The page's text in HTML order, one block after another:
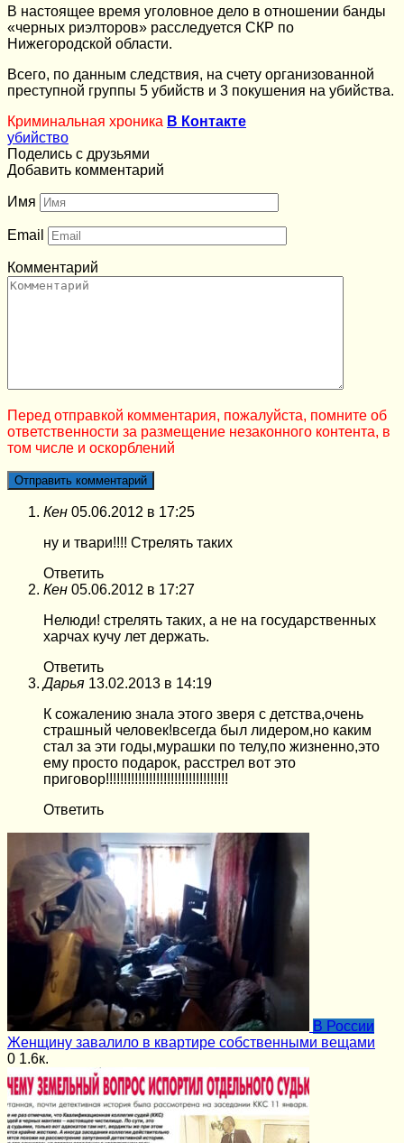
В настоящее время уголовное дело в отношении банды
«черных риэлторов» расследуется СКР по
Нижегородской области.
Всего, по данным следствия, на счету организованной
преступной группы 5 убийств и 3 покушения на убийства.
Криминальная хроника В Контакте
убийство
Поделись с друзьями
Добавить комментарий
Имя
Email
Комментарий
Перед отправкой комментария, пожалуйста, помните об
ответственности за размещение незаконного контента, в
том числе и оскорблений
Кен 05.06.2012 в 17:25
ну и твари!!!! Стрелять таких
Ответить
Кен 05.06.2012 в 17:27
Нелюди! стрелять таких, а не на государственных
харчах кучу лет держать.
Ответить
Дарья 13.02.2013 в 14:19
К сожалению знала этого зверя с детства,очень
страшный человек!всегда был лидером,но каким
стал за эти годы,мурашки по телу,по жизненно,это
ему просто подарок, расстрел вот это
приговор!!!!!!!!!!!!!!!!!!!!!!!!!!!!!!!!!!
Ответить
В России
Женщину завалило в квартире собственными вещами
0 1.6к.